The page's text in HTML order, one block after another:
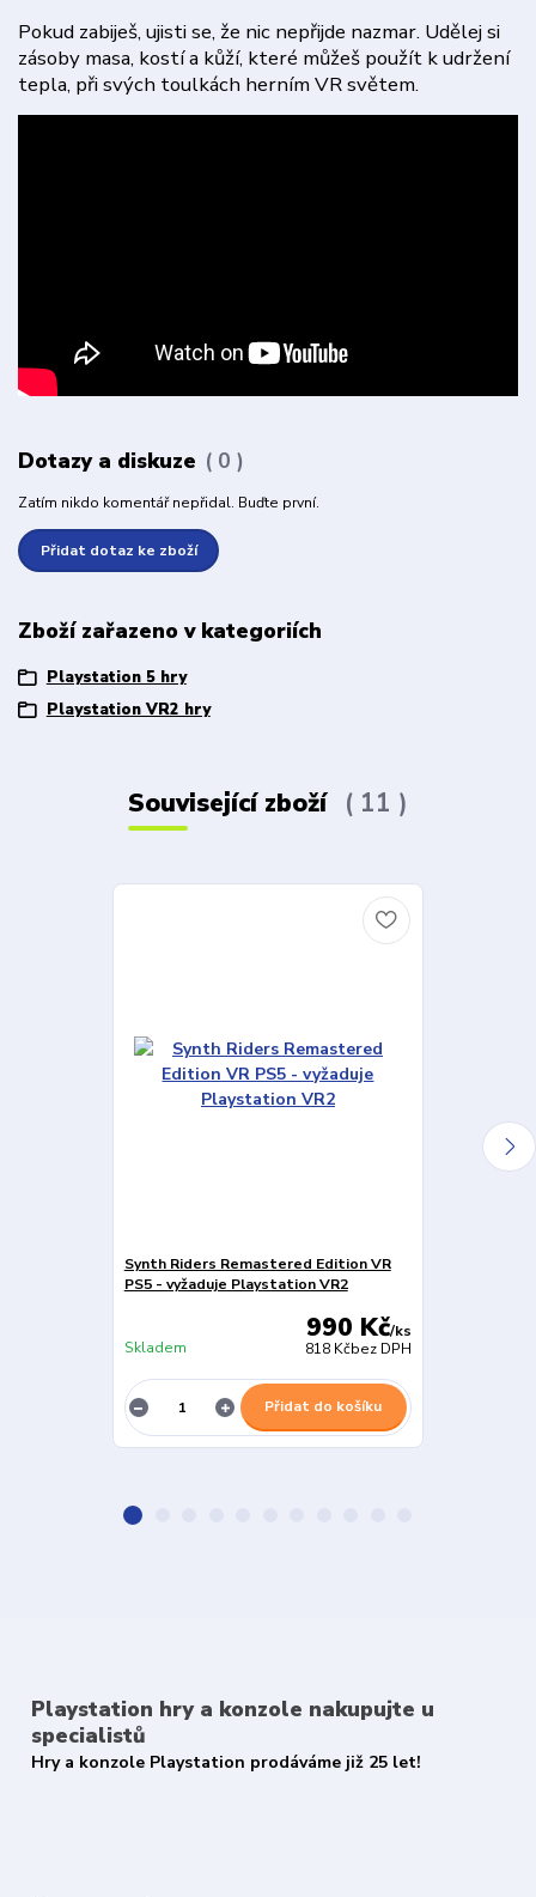
Pokud zabiješ, ujisti se, že nic nepřijde nazmar. Udělej si
zásoby masa, kostí a kůží, které můžeš použít k udržení
tepla, při svých toulkách herním VR světem.
Dotazy a diskuze 0
Zatím nikdo komentář nepřidal. Buďte první.
Přidat dotaz ke zboží
Zboží zařazeno v kategoriích
Playstation 5 hry
Playstation VR2 hry
Související zboží 11
Synth Riders Remastered Edition VR
PS5 - vyžaduje Playstation VR2
990 Kč/ks
818 Kčbez DPH
Skladem
Přidat do košíku
Playstation hry a konzole nakupujte u
specialistů
Hry a konzole Playstation prodáváme již 25 let!